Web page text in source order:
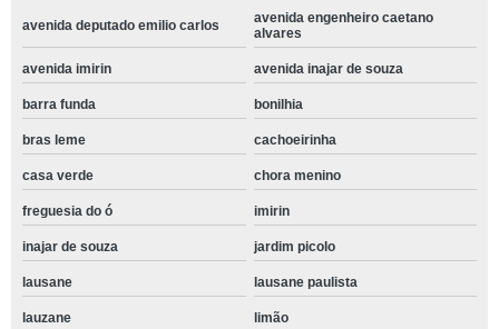
avenida deputado emilio carlos
avenida engenheiro caetano
alvares
avenida imirin avenida inajar de souza
barra funda bonilhia
bras leme cachoeirinha
casa verde chora menino
freguesia do ó imirin
inajar de souza jardim picolo
lausane lausane paulista
lauzane limão